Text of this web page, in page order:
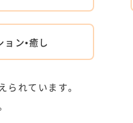
ョン•癒し
れています。